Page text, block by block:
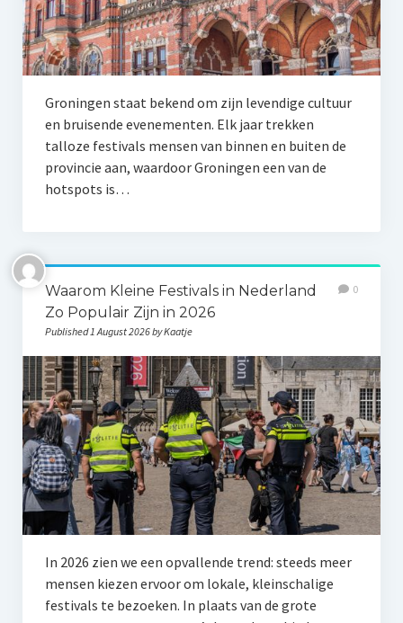
Groningen staat bekend om zijn levendige cultuur
en bruisende evenementen. Elk jaar trekken
talloze festivals mensen van binnen en buiten de
provincie aan, waardoor Groningen een van de
hotspots is…
Waarom Kleine Festivals in Nederland
Zo Populair Zijn in 2026
Published 1 August 2026 by Kaatje
0
In 2026 zien we een opvallende trend: steeds meer
mensen kiezen ervoor om lokale, kleinschalige
festivals te bezoeken. In plaats van de grote